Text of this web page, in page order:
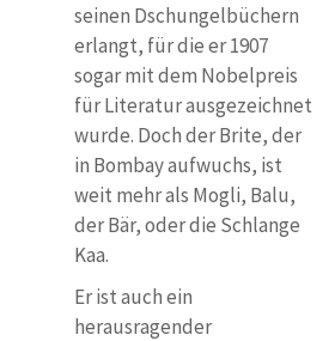
seinen Dschungelbüchern
erlangt, für die er 1907
sogar mit dem Nobelpreis
für Literatur ausgezeichnet
wurde. Doch der Brite, der
in Bombay aufwuchs, ist
weit mehr als Mogli, Balu,
der Bär, oder die Schlange
Kaa.
Er ist auch ein
herausragender